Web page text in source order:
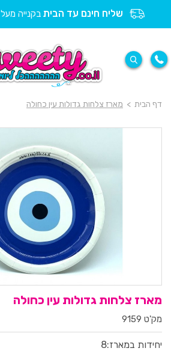
שליח חינם עד הבית בקנייה מעל 299 ₪
דף הבית > מארז צלחות גדולות עין כחולה
מארז צלחות גדולות עין כחולה
מק'ט 9159
יחידות במארז:8